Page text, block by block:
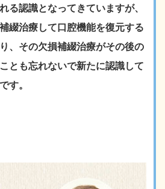
る認識となってきていますが、
綴治療して口腔機能を復元する
、その欠損補綴治療がその後の
とも忘れないで新たに認識して
す。